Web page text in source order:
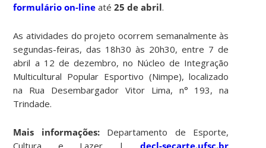
formulário on-line até25 de abril.
As atividades do projeto ocorrem semanalmente às
segundas-feiras, das 18h30 às 20h30, entre 7 de
abril a 12 de dezembro, no Núcleo de Integração
Multicultural Popular Esportivo (Nimpe), localizado
na Rua Desembargador Vitor Lima, n° 193, na
Trindade.
Mais informações: Departamento de Esporte,
Cultura e Lazer |decl-secarte.ufsc.br